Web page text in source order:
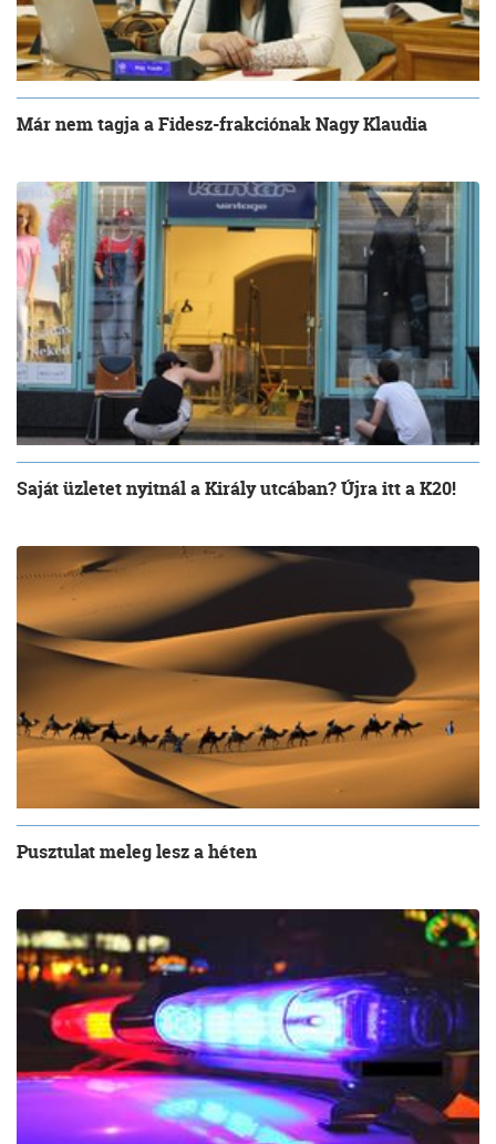
Már nem tagja a Fidesz-frakciónak Nagy Klaudia
Saját üzletet nyitnál a Király utcában? Újra itt a K20!
Pusztulat meleg lesz a héten